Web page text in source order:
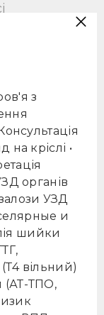
в
які
з
на кріслі •
органів
УЗД
и
шийки
вільний)
(АТ-ТПО,